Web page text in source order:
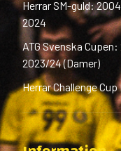
Herrar SM-guld:
2024
ATG Svenska
2023/24 (Damer)
Herrar Challenge